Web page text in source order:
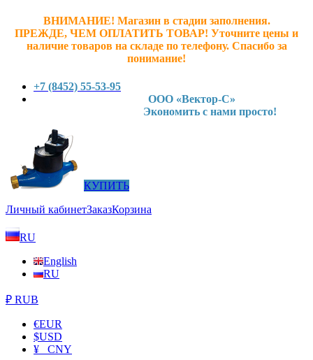
ВНИМАНИЕ! Магазин в стадии заполнения.
ПРЕЖДЕ, ЧЕМ ОПЛАТИТЬ ТОВАР! Уточните цены и
наличие товаров на складе по телефону. Спасибо за
понимание!
+7 (8452) 55-53-95
ООО «Вектор-С»
Экономить с нами просто!
КУПИТЬ
Личный кабинетЗаказКорзина
RU
English
RU
₽ RUB
€EUR
$USD
¥ CNY